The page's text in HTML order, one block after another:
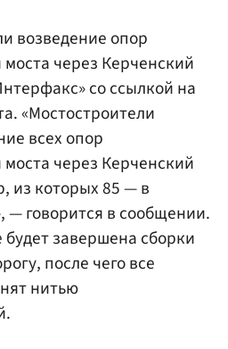
возведение опор
через Керченский
со ссылкой на
«Мостостроители
всех опор
через Керченский
из которых 85 — в
— говорится в сообщении.
завершена сборки
после чего все
нитью